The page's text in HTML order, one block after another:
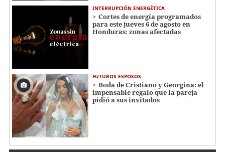
INTERRUPCIÓN ENERGÉTICA
Cortes de energía programados
para este jueves 6 de agosto en
Honduras: zonas afectadas
FUTUROS ESPOSOS
Boda de Cristiano y Georgina: el
impensable regalo que la pareja
pidió a sus invitados